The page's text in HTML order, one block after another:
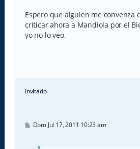
Espero que alguien me convenza
criticar ahora a Mandiola por el
yo no lo veo.
Invitado
M
Dom Jul 17, 2011 10:23 am